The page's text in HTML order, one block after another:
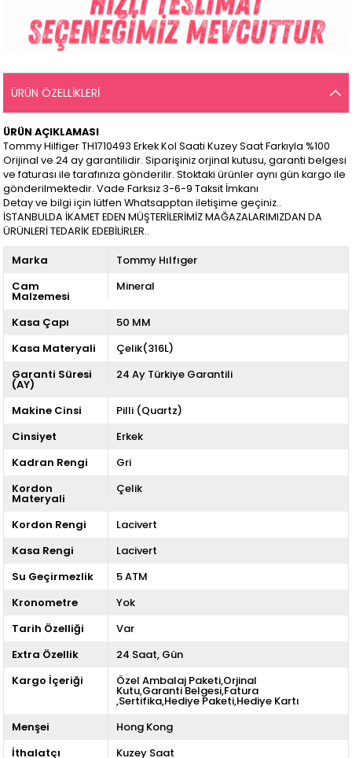
ÜRÜN ÖZELLIKLERI
ÜRÜN AÇIKLAMASI
Tommy Hilfiger TH1710493 Erkek Kol Saati Kuzey Saat Farkıyla %100
Orijinal ve 24 ay garantilidir. Siparişiniz orjinal kutusu, garanti belgesi
ve faturası ile tarafınıza gönderilir. Stoktaki ürünler aynı gün kargo ile
gönderilmektedir. Vade Farksız 3-6-9 Taksit İmkanı
Detay ve bilgi için lütfen Whatsapptan iletişime geçiniz..
İSTANBULDA İKAMET EDEN MÜŞTERİLERİMİZ MAĞAZALARIMIZDAN DA
ÜRÜNLERİ TEDARİK EDEBİLİRLER..
Marka
Tommy Hılfıger
Cam
Malzemesi
Mineral
Kasa Çapı
50 MM
Kasa Materyali
Çelik(316L)
Garanti Süresi
(AY)
24 Ay Türkiye Garantili
Makine Cinsi
Pilli (Quartz)
Cinsiyet
Erkek
Kadran Rengi
Gri
Kordon
Materyali
Çelik
Kordon Rengi
Lacivert
Kasa Rengi
Lacivert
Su Geçirmezlik
5 ATM
Kronometre
Yok
Tarih Özelliği
Var
Extra Özellik
24 Saat Gün
Kargo İçeriği
Özel Ambalaj Paketi,Orjinal
Kutu,Garanti Belgesi,Fatura
,Sertifika,Hediye Paketi,Hediye Kartı
Menşei
Hong Kong
İthalatçı
Kuzey Saat